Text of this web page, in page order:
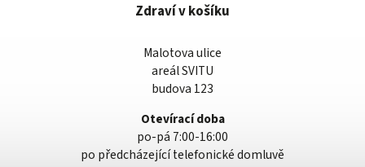
Zdraví v košíku
Malotova ulice
areál SVITU
budova 123
Otevírací doba
po-pá 7:00-16:00
po předcházející telefonické domluvě